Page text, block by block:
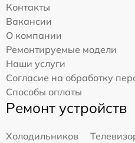
Контакты
Вакансии
О компании
Ремонтируемые модели
Наши услуги
Согласие на обработку
Способы оплаты
Ремонт устройств
Холодильников